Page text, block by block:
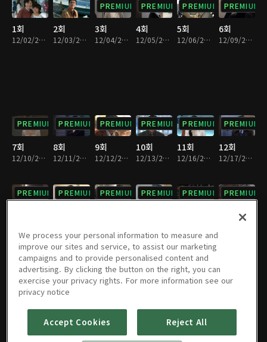
1회
12/02/2024 • 33분
2회
12/03/2024 • 34분
PREMIUM
3회
12/04/2024 • 34분
PREMIUM
4회
12/05/2024 • 34분
PREMIUM
5회
12/06/2024 • 33분
PREMIUM
6회
12/09/2024 • 34분
PREMIUM
7회
12/10/2024 • 34분
PREMIUM
8회
12/11/2024 • 34분
PREMIUM
9회
12/12/2024 • 35분
PREMIUM
10회
12/13/2024 • 34분
PREMIUM
11회
12/16/2024 • 34분
PREMIUM
12회
12/17/2024 • 34분
PREMIUM PREMIUM PREMIUM PREMIUM PREMIUM PREMIUM
PREMIUM
19회
12/26/2024 • 34분
PREMIUM
20회
PREMIUM
21회
PREMIUM
22회
PREMIUM
23회 24회
PREMIUM PREMIUM
We process your personal information to measure and
improve our sites and service, to assist our marketing
campaigns and to provide personalised content and
advertising. By clicking the button on the right, you can
exercise your privacy rights. For more information see our
privacy notice
Accept Cookies Reject All